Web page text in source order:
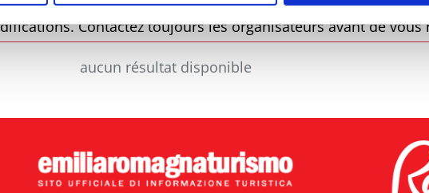
Contactez toujours les organisateurs avant de vous
aucun résultat disponible